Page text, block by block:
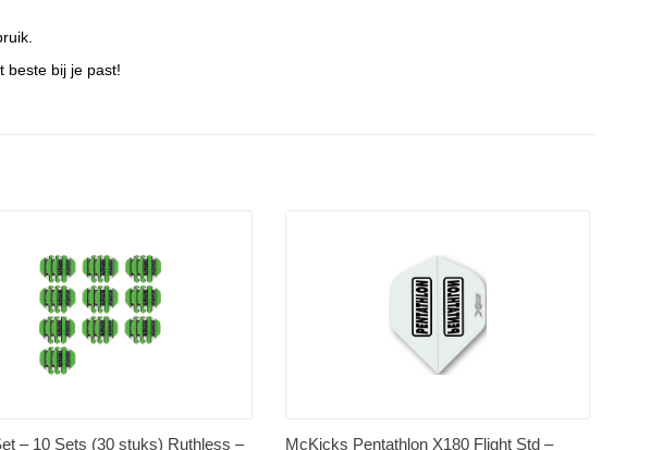
beste bij je past!
– 10 Sets (30 stuks) Ruthless – McKicks Pentathlon X180 Flight Std –